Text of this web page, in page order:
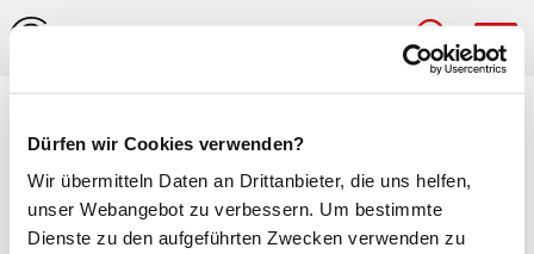
Dürfen wir Cookies verwenden?
Wir übermitteln Daten an Drittanbieter, die uns helfen,
unser Webangebot zu verbessern. Um bestimmte
Dienste zu den aufgeführten Zwecken verwenden zu
Periproktitis
Entzündung in der Umgebung von Mastdarm